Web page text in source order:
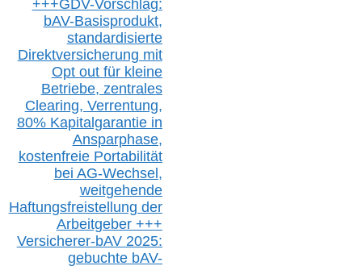
+++GDV-Vorschlag:
bAV-Basisprodukt,
standardisierte
Direktversicherung mit
Opt outfür kleine
Betriebe, zentrales
Clearing, Verrentung,
80% Kapitalgarantie in
Ansparphase,
kostenfreie Portabilität
bei AG-Wechsel,
weitgehende
Haftungsfreistellung der
Arbeitgeber +++
Versicherer-bAV2025:
gebuchte bAV-